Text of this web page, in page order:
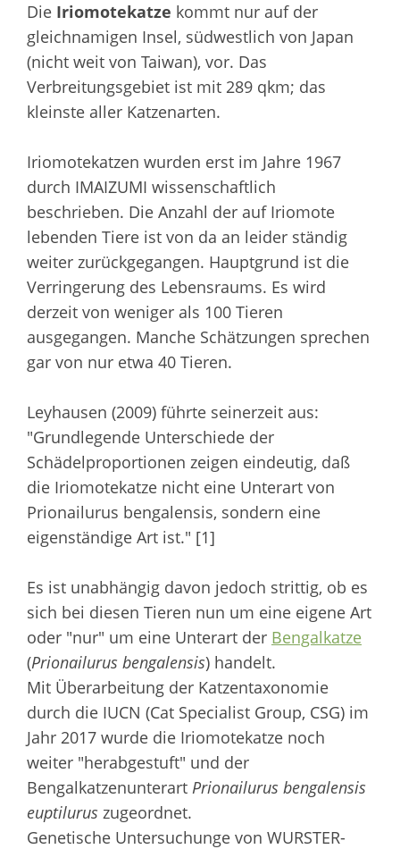
Die Iriomotekatze kommt nur auf der
gleichnamigen Insel, südwestlich von Japan
(nicht weit von Taiwan), vor. Das
Verbreitungsgebiet ist mit 289 qkm; das
kleinste aller Katzenarten.
Iriomotekatzen wurden erst im Jahre 1967
durch IMAIZUMI wissenschaftlich
beschrieben. Die Anzahl der auf Iriomote
lebenden Tiere ist von da an leider ständig
weiter zurückgegangen. Hauptgrund ist die
Verringerung des Lebensraums. Es wird
derzeit von weniger als 100 Tieren
ausgegangen. Manche Schätzungen sprechen
gar von nur etwa 40 Tieren.
Leyhausen (2009) führte seinerzeit aus:
"Grundlegende Unterschiede der
Schädelproportionen zeigen eindeutig, daß
die Iriomotekatze nicht eine Unterart von
Prionailurus bengalensis, sondern eine
eigenständige Art ist." [1]
Es ist unabhängig davon jedoch strittig, ob es
sich bei diesen Tieren nun um eine eigene Art
oder "nur" um eine Unterart der Bengalkatze
(Prionailurus bengalensis) handelt.
Mit Überarbeitung der Katzentaxonomie
durch die IUCN (Cat Specialist Group, CSG) im
Jahr 2017 wurde die Iriomotekatze noch
weiter "herabgestuft" und der
Bengalkatzenunterart Prionailurus bengalensis
euptilurus zugeordnet.
Genetische Untersuchunge von WURSTER-